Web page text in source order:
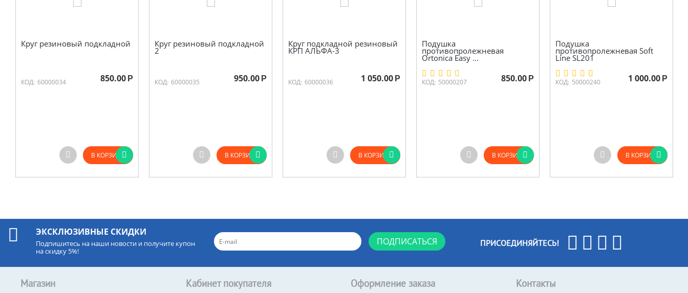
Круг резиновый подкладной
КОД: 60000034 850.00 Р
В КОРЗИНУ
Круг резиновый подкладной
2
КОД: 60000035 950.00 Р
В КОРЗИНУ
Круг подкладной резиновый
КРП АЛЬФА-3
КОД: 60000036 1 050.00 Р
В КОРЗИНУ
Подушка
противопролежневая
Ortonica Easy ...
КОД: 50000207 850.00 Р
В КОРЗИНУ
Подушка
противопролежневая Soft
Line SL201
КОД: 50000240 1 000.00 Р
В КОРЗИНУ
ЭКСКЛЮЗИВНЫЕ СКИДКИ
Подпишитесь на наши новости и получите купон
на скидку 5%!
ПОДПИСАТЬСЯ ПРИСОЕДИНЯЙТЕСЬ!
Магазин Кабинет покупателя Оформление заказа Контакты